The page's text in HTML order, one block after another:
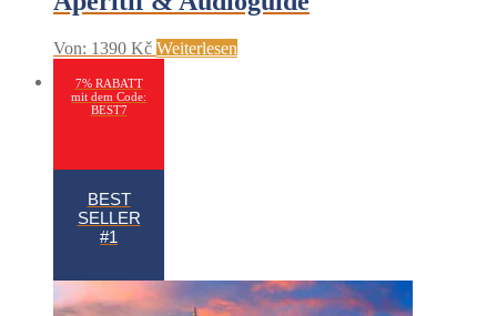
Von: 1390 Kč Weiterlesen
7% RABATT
mit dem Code:
BEST7
BEST
SELLER
#1